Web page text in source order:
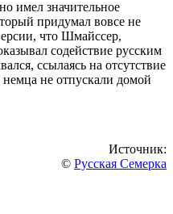
имел значительное
придумал вовсе не
что Шмайссер,
содействие русским
ссылаясь на отсутствие
немца не отпускали домой
Источник:
© Русская Семерка